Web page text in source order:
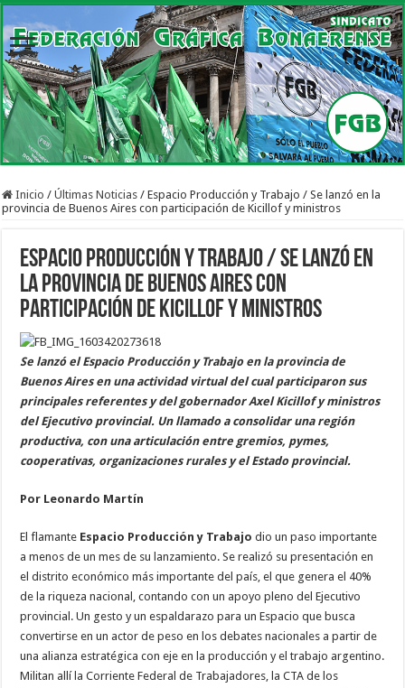
Inicio / Últimas Noticias / Espacio Producción y Trabajo / Se lanzó en la
provincia de Buenos Aires con participación de Kicillof y ministros
Espacio Producción y Trabajo / Se lanzó en
la provincia de Buenos Aires con
participación de Kicillof y ministros
Se lanzó el Espacio Producción y Trabajo en la provincia de
Buenos Aires en una actividad virtual del cual participaron sus
principales referentes y del gobernador Axel Kicillof y ministros
del Ejecutivo provincial. Un llamado a consolidar una región
productiva, con una articulación entre gremios, pymes,
cooperativas, organizaciones rurales y el Estado provincial.
Por Leonardo Martín
El flamante Espacio Producción y Trabajo dio un paso importante
a menos de un mes de su lanzamiento. Se realizó su presentación en
el distrito económico más importante del país, el que genera el 40%
de la riqueza nacional, contando con un apoyo pleno del Ejecutivo
provincial. Un gesto y un espaldarazo para un Espacio que busca
convertirse en un actor de peso en los debates nacionales a partir de
una alianza estratégica con eje en la producción y el trabajo argentino.
Militan allí la Corriente Federal de Trabajadores, la CTA de los